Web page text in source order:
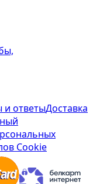
и ответыДоставка
Cookie